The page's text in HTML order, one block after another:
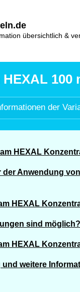
übersichtlich &
100
der
HEXAL
der Anwendung
HEXAL
sind möglich?
HEXAL
und weitere